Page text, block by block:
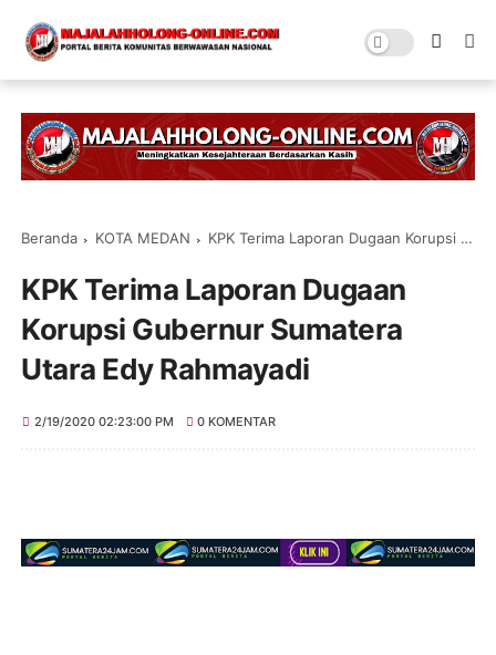
Beranda KOTA MEDAN KPK Terima Laporan Dugaan Korupsi Gubernur Sumatera Utara Edy Rahmayadi
KPK Terima Laporan Dugaan
Korupsi Gubernur Sumatera
Utara Edy Rahmayadi
2/19/2020 02:23:00 PM 0 KOMENTAR